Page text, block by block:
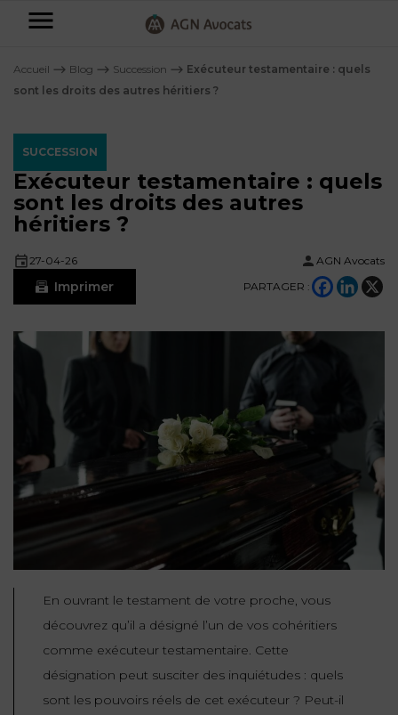
-
NOS
DOMAINES
DE
AFFAIRES
FAMILIALES
FISCALITÉ
DU
TRAVAIL
RESPONSABILITÉ
& ASSURANCE
CONTRATS &
CONSOMMATION
DROIT
ADMINISTRATIF
Entreprises
DOMAINES
DE
COMPÉTENCE
CRÉATION
D’ENTREPRISES
CONTRATS &
CONSOMMATION
DROIT
DES
RESPONSABILITÉ
FISCALITÉ
IMMOBILIER
Plus
d’offres
LEGAL
DUBAÏ
AVOCATS
SERVICE
FRANCO-
START-
RGPD
DONNÉES
PERSONNELLES
À
propos
NOUS
CONNAÎTRE
EQUIPE
DIRIGEANTE
Nos
agences
72
24
Accueil ⟶ Blog ⟶ Succession ⟶ Exécuteur testamentaire : quels
sont les droits des autres héritiers ?
SUCCESSION
Exécuteur testamentaire : quels
sont les droits des autres
héritiers ?
27-04-26 AGN Avocats
Imprimer PARTAGER :
En ouvrant le testament de votre proche, vous
découvrez qu’il a désigné l’un de vos cohéritiers
comme exécuteur testamentaire. Cette
désignation peut susciter des inquiétudes : quels
sont les pouvoirs réels de cet exécuteur ? Peut-il